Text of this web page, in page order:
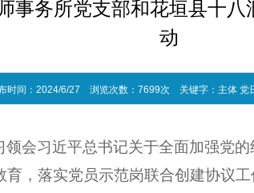
事务所党支部和花垣县十
动
时间：2024/6/27 浏览次数：7699次 关键字： 主体 党
领会习近平总书记关于全面加强党
育，落实党员示范岗联合创建协议